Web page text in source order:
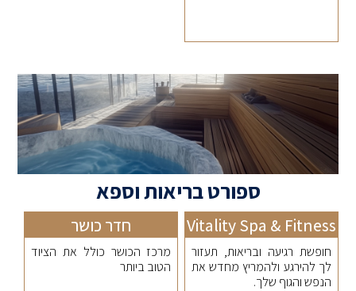
ספורט בריאות וספא
Vitality Spa & Fitness
חופשת רגיעה ובריאות, תעזור
לך להירגע ולהמריץ מחדש את
הנפש והגוף שלך.
חדר כושר
מרכז הכושר כולל את הציוד
הטוב ביותר